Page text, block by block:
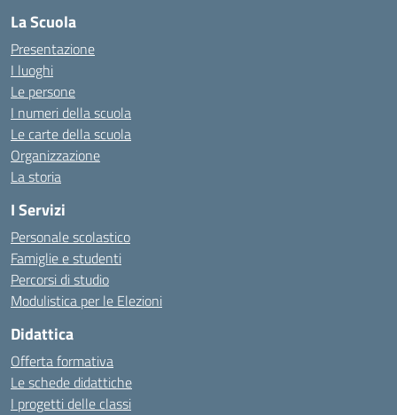
La Scuola
Presentazione
I luoghi
Le persone
I numeri della scuola
Le carte della scuola
Organizzazione
La storia
I Servizi
Personale scolastico
Famiglie e studenti
Percorsi di studio
Modulistica per le Elezioni
Didattica
Offerta formativa
Le schede didattiche
I progetti delle classi